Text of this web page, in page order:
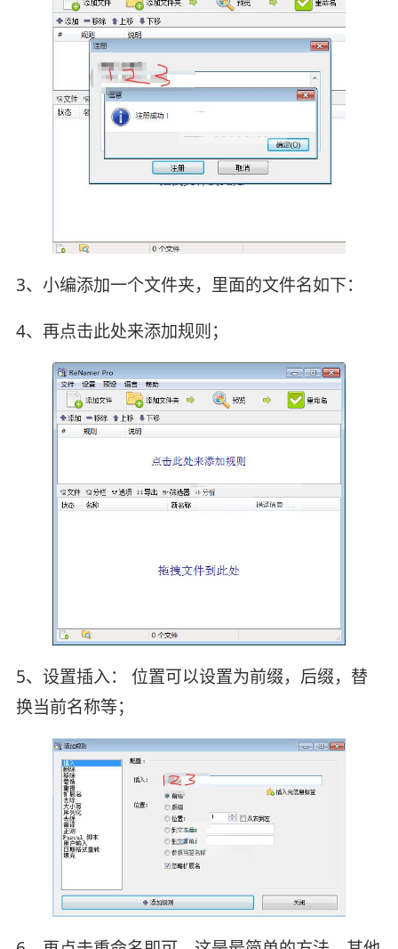
3、小编添加一个文件夹，里面的文件名如下：
4、再点击此处来添加规则；
5、设置插入： 位置可以设置为前缀，后缀，替
换当前名称等；